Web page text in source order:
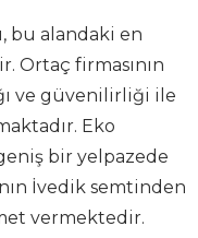
bu alandaki en
Ortaç firmasının
ve güvenilirliği ile
Eko
bir yelpazede
İvedik semtinden
vermektedir.